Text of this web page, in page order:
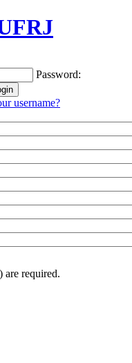
Password:
username?
are required.